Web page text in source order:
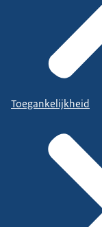
Toegankelijkheid